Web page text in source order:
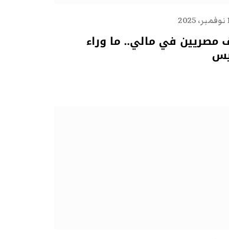
مصريين في مالي.. ما وراء